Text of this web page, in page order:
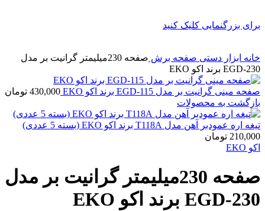
برای بزرگنمایی کلیک کنید
خانه ابزار دستی صفحه برش
صفحه 230میلیمتر گرانیت بر مدل
EGD-230 برند اکو EKO
صفحه مینی گرانیت بر مدل EGD-115 برند اکو EKO 430,000 تومان
بازگشت به محصولات
تیغه اره عمودبر آهن مدل T118A برند اکو EKO (بسته 5 عددی)
210,000 تومان
اکو EKO
صفحه 230میلیمتر گرانیت بر مدل
EGD-230 برند اکو EKO